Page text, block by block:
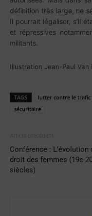
définition très large, ne
Il pourrait légaliser, s’il
et répressives
militants.
Illustration Jean-Paul Van
TAGS lutter contre le trafic
sécuritaire
Conférence : L’évolution
droit des femmes (19e-
siècles)